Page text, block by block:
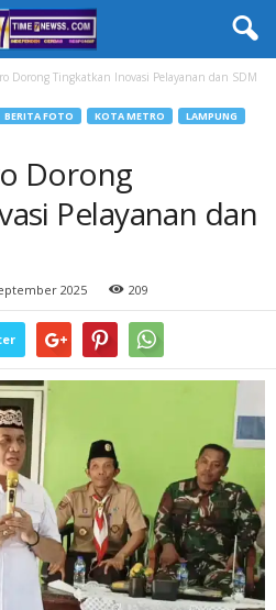
Dorong Tingkatkan Inovasi Pelayanan dan SDM
BERITA FOTO KOTA METRO
LAMPUNG
Dorong
Pelayanan dan
2025 209